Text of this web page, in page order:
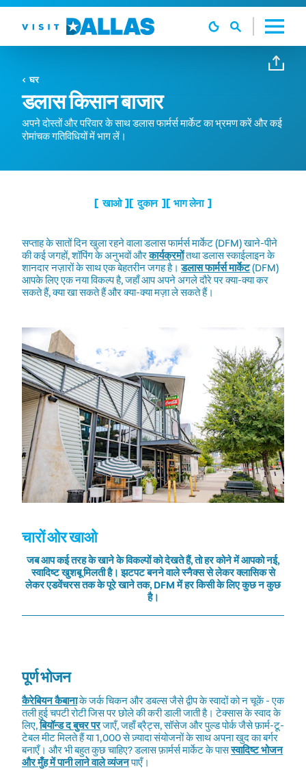
सामग्री पर जाएं
घर
डलास किसान बाजार
अपने दोस्तों और परिवार के साथ डलास फार्मर्स मार्केट का भ्रमण करें और कई
रोमांचक गतिविधियों में भाग लें।
खाओ दुकान भाग लेना
सप्ताह के सातों दिन खुला रहने वाला डलास फार्मर्स मार्केट (DFM) खाने-पीने
की कई जगहों, शॉपिंग के अनुभवों औरकार्यक्रमोंतथा डलास स्काईलाइन के
शानदार नज़ारों के साथ एक बेहतरीन जगह है।डलास फार्मर्स मार्केट(DFM)
आपके लिए एक नया विकल्प है, जहाँ आप अपने अगले दौरे पर क्या-क्या कर
सकते हैं, क्या खा सकते हैं और क्या-क्या मज़ा ले सकते हैं।
चारों ओर खाओ
जब आप कई तरह के खाने के विकल्पों को देखते हैं, तो हर कोने में आपको नई,
स्वादिष्ट खुशबू मिलती है। झटपट बनने वाले स्नैक्स से लेकर क्लासिक से
लेकर एडवेंचरस तक के पूरे खाने तक, DFM में हर किसी के लिए कुछ न कुछ
है।
पूर्ण भोजन
कैरेबियन कैबानाके जर्क चिकन और डबल्स जैसे द्वीप के स्वादों को न चूकें - एक
तली हुई चपटी रोटी जिस पर छोले की करी डाली जाती है। टेक्सास के स्वाद के
लिए,बियॉन्ड द बुचर परजाएँ, जहाँ ब्रैट्स, सॉसेज और पुल्ड पोर्क जैसे फ़ार्म-टू-
टेबल मीट मिलते हैं या 1,000 से ज़्यादा संयोजनों के साथ अपना खुद का बर्गर
बनाएँ। और भी बहुत कुछ चाहिए? डलास फ़ार्मर्स मार्केट के पासस्वादिष्ट भोजन
और मुँह में पानी लाने वाले व्यंजनपाएँ।